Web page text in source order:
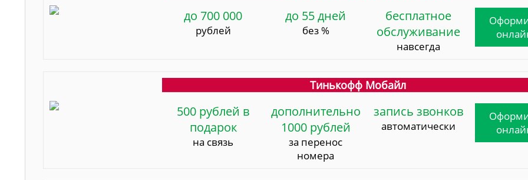
до 700 000
рублей
до 55 дней
без %
бесплатное
обслуживание
навсегда
Тинькофф Мобайл
500 рублей в
подарок
на связь
дополнительно
1000 рублей
за перенос
номера
запись звонков
автоматически